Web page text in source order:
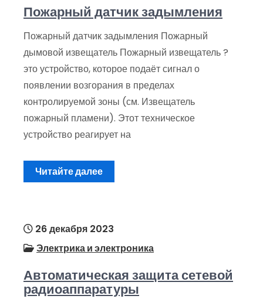
Пожарный датчик задымления
Пожарный датчик задымления Пожарный
дымовой извещатель Пожарный извещатель ?
это устройство, которое подаёт сигнал о
появлении возгорания в пределах
контролируемой зоны (см. Извещатель
пожарный пламени). Этот техническое
устройство реагирует на
Читайте далее
26 декабря 2023
Электрика и электроника
Автоматическая защита сетевой
радиоаппаратуры